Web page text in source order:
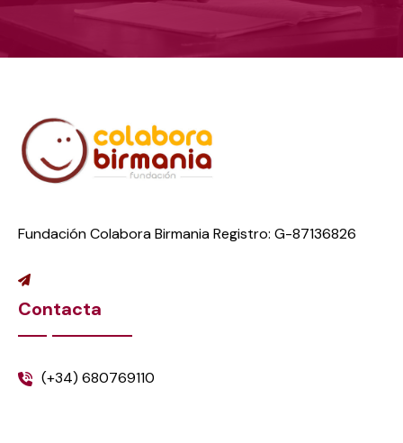
Fundación Colabora Birmania Registro: G-87136826
Contacta
(+34) 680769110